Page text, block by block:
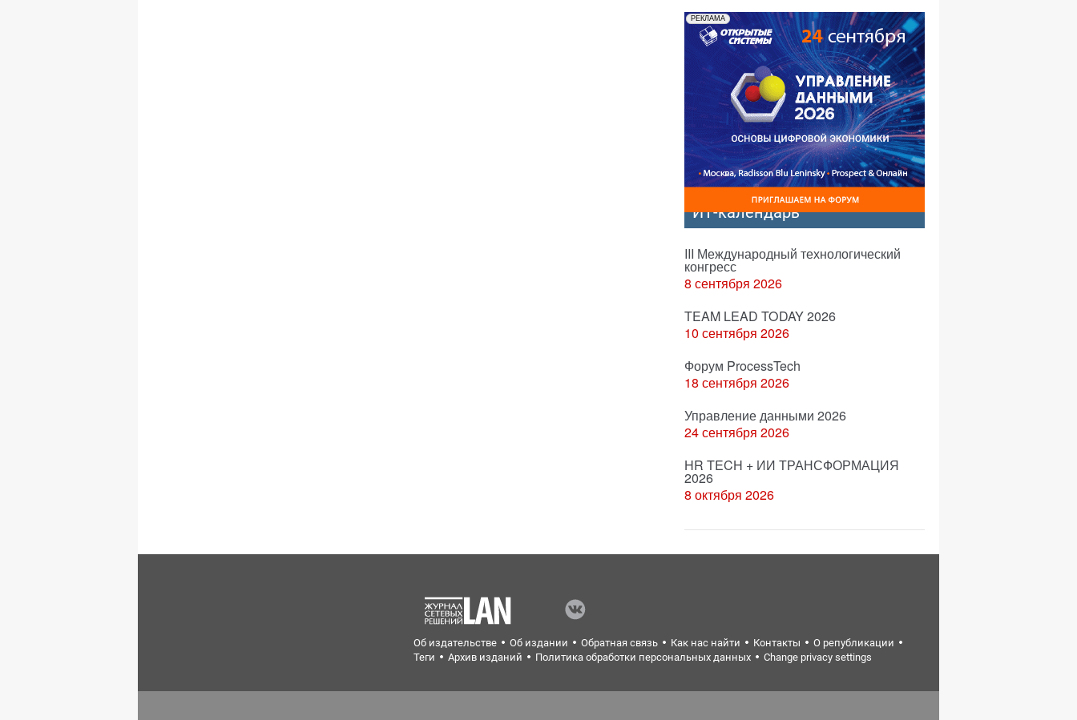
РЕКЛАМА
ИТ-календарь
III Международный технологический
конгресс
8 сентября 2026
TEAM LEAD TODAY 2026
10 сентября 2026
Форум ProcessTech
18 сентября 2026
Управление данными 2026
24 сентября 2026
HR TECH + ИИ ТРАНСФОРМАЦИЯ
2026
8 октября 2026
Об издательстве Об издании Обратная связь Как нас найти Контакты
О републикации
Теги
Архив изданий Политика обработки персональных данных Change privacy settings